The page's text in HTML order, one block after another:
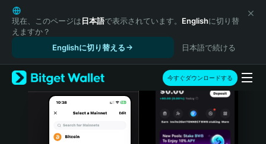
English
日本語
Tiếng Việt
Español (Latinoamérica)
Türkçe
Italiano
現在、このページは日本語で表示されています。 Englishに切り替
えますか？
Englishに切り替える
日本語で続ける
今すぐダウンロードする